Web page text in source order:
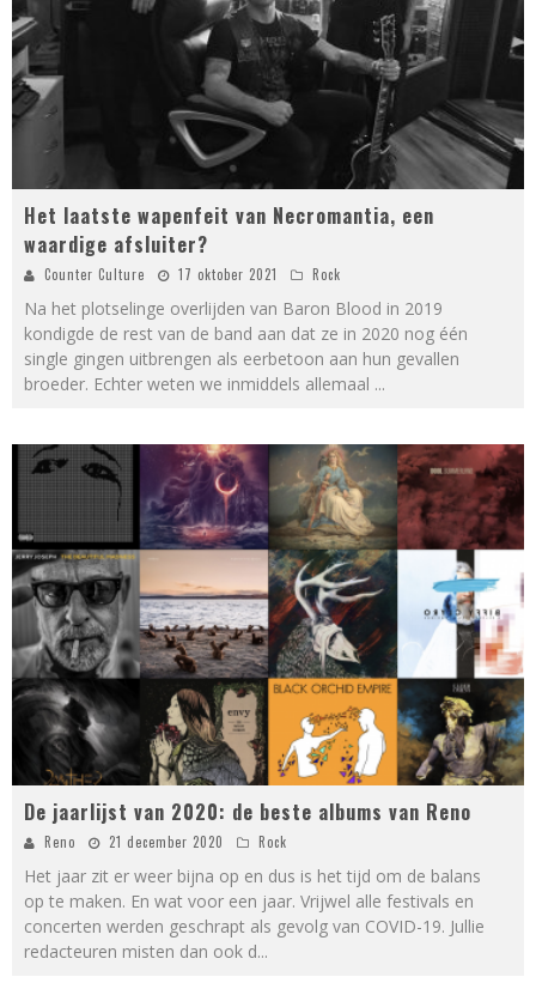
Het laatste wapenfeit van Necromantia, een
waardige afsluiter?
Counter Culture 17 oktober 2021 Rock
Na het plotselinge overlijden van Baron Blood in 2019
kondigde de rest van de band aan dat ze in 2020 nog één
single gingen uitbrengen als eerbetoon aan hun gevallen
broeder. Echter weten we inmiddels allemaal ...
De jaarlijst van 2020: de beste albums van Reno
Reno 21 december 2020 Rock
Het jaar zit er weer bijna op en dus is het tijd om de balans
op te maken. En wat voor een jaar. Vrijwel alle festivals en
concerten werden geschrapt als gevolg van COVID-19. Jullie
redacteuren misten dan ook d...